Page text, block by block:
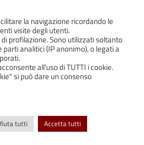
Quattro Castella (RE)
0522249298
Iva 00439250358
|Dichiarazione di accessibilità e
la navigazione ricordando le
visite degli utenti.
profilazione. Sono utilizzati soltanto
parti analitici (IP anonimo), o legati a
all'uso di TUTTI i cookie.
si può dare un consenso
tutti Accetta tutti